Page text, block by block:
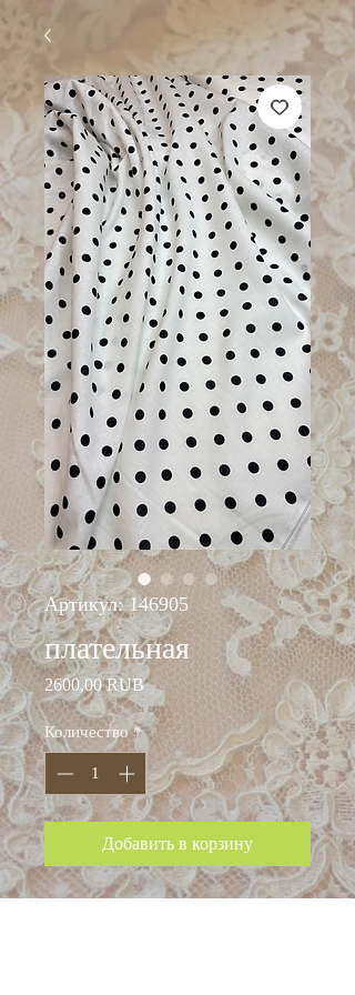
Артикул: 146905
плательная
2600,00 RUBЦена
Количество *
Добавить в корзину